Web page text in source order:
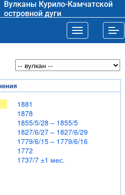
Вулканы Курило-Камчатской
островной дуги
Toggle
1881
1878
1855/5/28 – 1855/5
1827/6/27 – 1827/6/29
1779/6/15 – 1779/6/16
1772
1737/7 ±1 мес.